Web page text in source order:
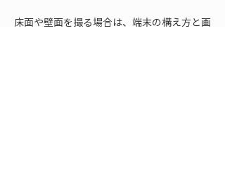
床面や壁面を撮る場合は、端末の構え方と画